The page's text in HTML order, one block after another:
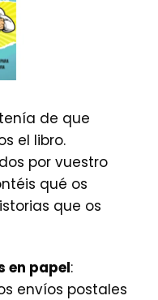
tenía de que
el libro.
por vuestro
qué os
que os
en papel:
envíos postales